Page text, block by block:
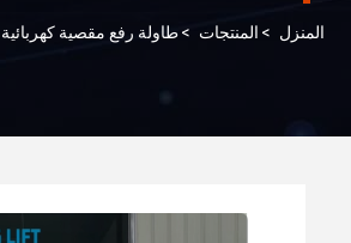
المنزل > المنتجات >طاولة رفع مقصية كهربائية